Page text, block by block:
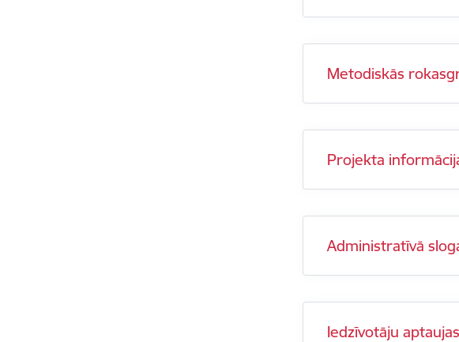
Metodiskās
Projekta
Administratīvā
Iedzīvotāju aptaujas